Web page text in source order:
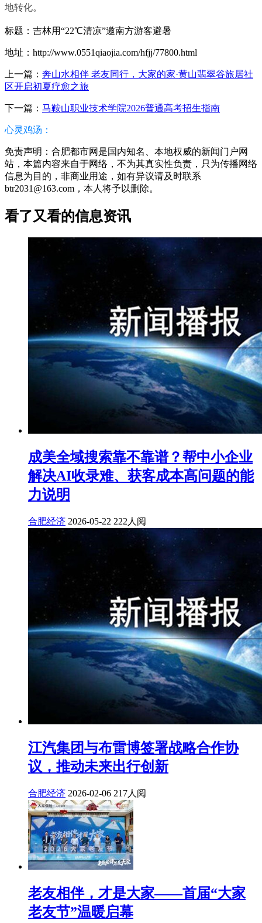
地转化。
标题：吉林用“22℃清凉”邀南方游客避暑
地址：http://www.0551qiaojia.com/hfjj/77800.html
上一篇： 奔山水相伴 老友同行，大家的家·黄山翡翠谷旅居社
区开启初夏疗愈之旅
下一篇： 马鞍山职业技术学院2026普通高考招生指南
心灵鸡汤：
免责声明：合肥都市网是国内知名、本地权威的新闻门户网
站，本篇内容来自于网络，不为其真实性负责，只为传播网络
信息为目的，非商业用途，如有异议请及时联系
btr2031@163.com，本人将予以删除。
看了又看的信息资讯
成美全域搜索靠不靠谱？帮中小企业
解决AI收录难、获客成本高问题的能
力说明
合肥经济 2026-05-22 222人阅
江汽集团与布雷博签署战略合作协
议，推动未来出行创新
合肥经济 2026-02-06 217人阅
老友相伴，才是大家——首届“大家
老友节”温暖启幕